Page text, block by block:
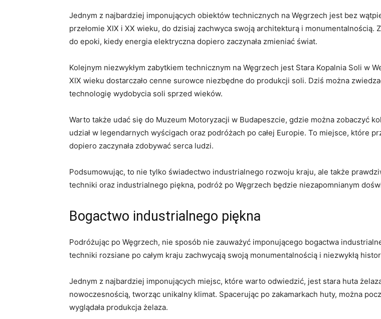
Jednym z najbardziej imponujących obiektów technicznych na Węgrzech jest bez
przełomie XIX i XX wieku, do dzisiaj zachwyca swoją architekturą i
do epoki, kiedy energia elektryczna dopiero zaczynała zmieniać świat.
Kolejnym niezwykłym zabytkiem technicznym na Węgrzech jest Stara Kopalnia Soli w
XIX wieku dostarczało cenne surowce niezbędne do produkcji soli. Dziś można
technologię wydobycia soli sprzed wieków.
Warto także udać się do Muzeum Motoryzacji w Budapeszcie, gdzie można zobaczyć
udział w legendarnych wyścigach oraz podróżach po całej Europie. To miejsce, które
dopiero zaczynała zdobywać serca ludzi.
Podsumowując, to nie tylko świadectwo industrialnego rozwoju kraju, ale także
techniki oraz industrialnego piękna, podróż po Węgrzech będzie niezapomnianym
Bogactwo industrialnego piękna
Podróżując po Węgrzech, nie sposób nie zauważyć imponującego bogactwa
techniki rozsiane po całym kraju zachwycają swoją monumentalnością i niezwykłą
Jednym z najbardziej imponujących miejsc, które warto odwiedzić, jest stara huta
nowoczesnością, tworząc unikalny klimat. Spacerując po zakamarkach huty, można
wyglądała produkcja żelaza.